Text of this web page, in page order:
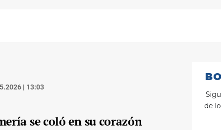
| 13:03
se coló en su corazón